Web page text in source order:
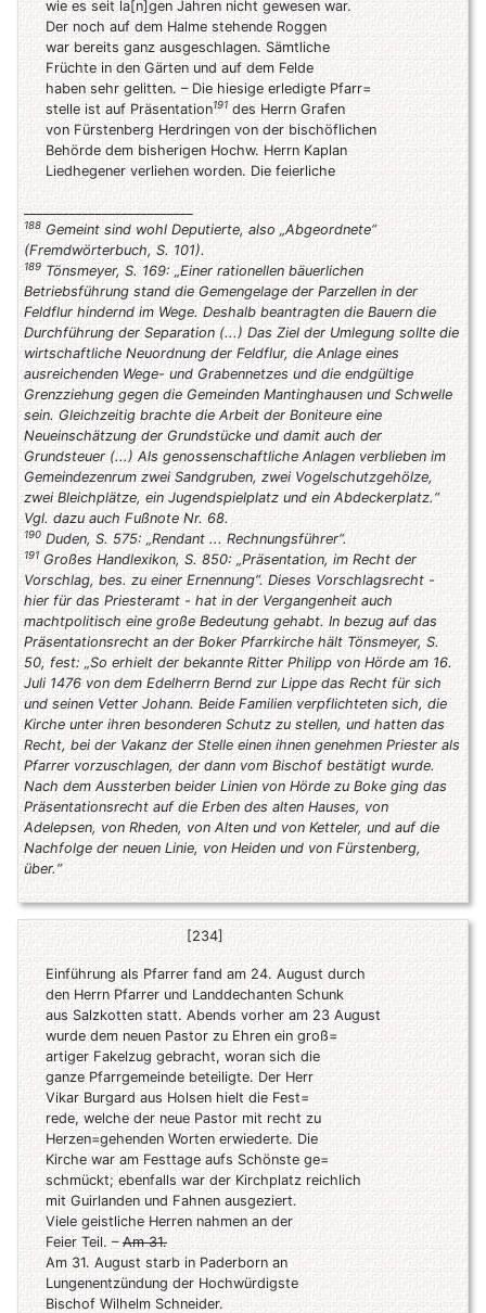
wie es seit la[n]gen Jahren nicht gewesen war.
Der noch auf dem Halme stehende Roggen
war bereits ganz ausgeschlagen. Sämtliche
Früchte in den Gärten und auf dem Felde
haben sehr gelitten. – Die hiesige erledigte Pfarr=
stelle ist auf Präsentation191 des Herrn Grafen
von Fürstenberg Herdringen von der bischöflichen
Behörde dem bisherigen Hochw. Herrn Kaplan
Liedhegener verliehen worden. Die feierliche
__________________________
188 Gemeint sind wohl Deputierte, also „Abgeordnete“
(Fremdwörterbuch, S. 101).
189 Tönsmeyer, S. 169: „Einer rationellen bäuerlichen
Betriebsführung stand die Gemengelage der Parzellen in der
Feldflur hindernd im Wege. Deshalb beantragten die Bauern die
Durchführung der Separation (...) Das Ziel der Umlegung sollte die
wirtschaftliche Neuordnung der Feldflur, die Anlage eines
ausreichenden Wege- und Grabennetzes und die endgültige
Grenzziehung gegen die Gemeinden Mantinghausen und Schwelle
sein. Gleichzeitig brachte die Arbeit der Boniteure eine
Neueinschätzung der Grundstücke und damit auch der
Grundsteuer (...) Als genossenschaftliche Anlagen verblieben im
Gemeindezenrum zwei Sandgruben, zwei Vogelschutzgehölze,
zwei Bleichplätze, ein Jugendspielplatz und ein Abdeckerplatz.“
Vgl. dazu auch Fußnote Nr. 68.
190 Duden, S. 575: „Rendant ... Rechnungsführer“.
191 Großes Handlexikon, S. 850: „Präsentation, im Recht der
Vorschlag, bes. zu einer Ernennung“. Dieses Vorschlagsrecht -
hier für das Priesteramt - hat in der Vergangenheit auch
machtpolitisch eine große Bedeutung gehabt. In bezug auf das
Präsentationsrecht an der Boker Pfarrkirche hält Tönsmeyer, S.
50, fest: „So erhielt der bekannte Ritter Philipp von Hörde am 16.
Juli 1476 von dem Edelherrn Bernd zur Lippe das Recht für sich
und seinen Vetter Johann. Beide Familien verpflichteten sich, die
Kirche unter ihren besonderen Schutz zu stellen, und hatten das
Recht, bei der Vakanz der Stelle einen ihnen genehmen Priester als
Pfarrer vorzuschlagen, der dann vom Bischof bestätigt wurde.
Nach dem Aussterben beider Linien von Hörde zu Boke ging das
Präsentationsrecht auf die Erben des alten Hauses, von
Adelepsen, von Rheden, von Alten und von Ketteler, und auf die
Nachfolge der neuen Linie, von Heiden und von Fürstenberg,
über.“
[234]
Einführung als Pfarrer fand am 24. August durch
den Herrn Pfarrer und Landdechanten Schunk
aus Salzkotten statt. Abends vorher am 23 August
wurde dem neuen Pastor zu Ehren ein groß=
artiger Fakelzug gebracht, woran sich die
ganze Pfarrgemeinde beteiligte. Der Herr
Vikar Burgard aus Holsen hielt die Fest=
rede, welche der neue Pastor mit recht zu
Herzen=gehenden Worten erwiederte. Die
Kirche war am Festtage aufs Schönste ge=
schmückt; ebenfalls war der Kirchplatz reichlich
mit Guirlanden und Fahnen ausgeziert.
Viele geistliche Herren nahmen an der
Feier Teil. – Am 31.
Am 31. August starb in Paderborn an
Lungenentzündung der Hochwürdigste
Bischof Wilhelm Schneider.